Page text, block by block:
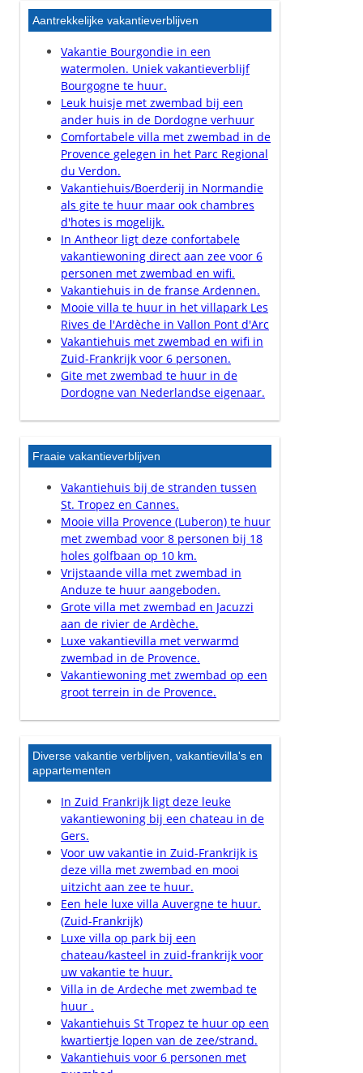
Aantrekkelijke vakantieverblijven
Vakantie Bourgondie in een
watermolen. Uniek vakantieverblijf
Bourgogne te huur.
Leuk huisje met zwembad bij een
ander huis in de Dordogne verhuur
Comfortabele villa met zwembad in de
Provence gelegen in het Parc Regional
du Verdon.
Vakantiehuis/Boerderij in Normandie
als gite te huur maar ook chambres
d'hotes is mogelijk.
In Antheor ligt deze confortabele
vakantiewoning direct aan zee voor 6
personen met zwembad en wifi.
Vakantiehuis in de franse Ardennen.
Mooie villa te huur in het villapark Les
Rives de l'Ardèche in Vallon Pont d'Arc
Vakantiehuis met zwembad en wifi in
Zuid-Frankrijk voor 6 personen.
Gite met zwembad te huur in de
Dordogne van Nederlandse eigenaar.
Fraaie vakantieverblijven
Vakantiehuis bij de stranden tussen
St. Tropez en Cannes.
Mooie villa Provence (Luberon) te huur
met zwembad voor 8 personen bij 18
holes golfbaan op 10 km.
Vrijstaande villa met zwembad in
Anduze te huur aangeboden.
Grote villa met zwembad en Jacuzzi
aan de rivier de Ardèche.
Luxe vakantievilla met verwarmd
zwembad in de Provence.
Vakantiewoning met zwembad op een
groot terrein in de Provence.
Diverse vakantie verblijven, vakantievilla's en
appartementen
In Zuid Frankrijk ligt deze leuke
vakantiewoning bij een chateau in de
Gers.
Voor uw vakantie in Zuid-Frankrijk is
deze villa met zwembad en mooi
uitzicht aan zee te huur.
Een hele luxe villa Auvergne te huur.
(Zuid-Frankrijk)
Luxe villa op park bij een
chateau/kasteel in zuid-frankrijk voor
uw vakantie te huur.
Villa in de Ardeche met zwembad te
huur .
Vakantiehuis St Tropez te huur op een
kwartiertje lopen van de zee/strand.
Vakantiehuis voor 6 personen met